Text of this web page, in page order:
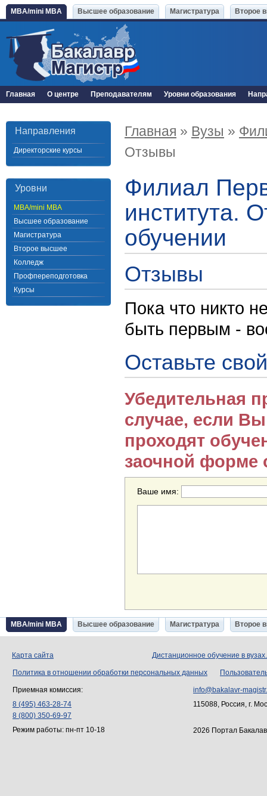
MBA/mini MBA Высшее образование Магистратура Второе
Главная О центре Преподавателям Уровни образования
Направления
Директорские курсы
Уровни
MBA/mini MBA
Высшее образование
Магистратура
Второе высшее
Колледж
Профпереподготовка
Курсы
Главная » Вузы »
Отзывы
Филиал
института.
обучении
Отзывы
Пока что никто
быть первым -
Оставьте
Убедительная
случае, если
проходят
заочной форме
Ваше имя:
MBA/mini MBA Высшее образование Магистратура Второе
Карта сайта Дистанционное обучение в
Политика в отношении обработки персональных данных
Приемная комиссия:
8 (495) 463-28-74
8 (800) 350-69-97
Режим работы: пн-пт 10-18
info@bakalavr-
115088, Россия, г.
2026 Портал